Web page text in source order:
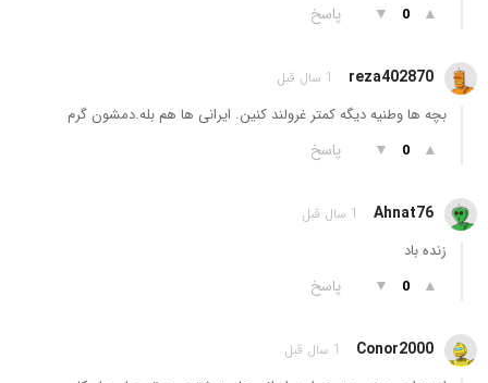
▲
0
▼ پاسخ
reza402870 1 سال قبل
بچه ها وطنیه دیگه کمتر غرولند کنین. ایرانی ها هم بله.دمشون گرم
▲
0
▼ پاسخ
Ahnat76 1 سال قبل
زنده باد
▲
0
▼ پاسخ
Conor2000 1 سال قبل